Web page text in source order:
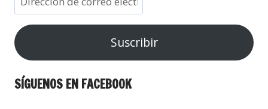
Suscribir
SÍGUENOS EN FACEBOOK